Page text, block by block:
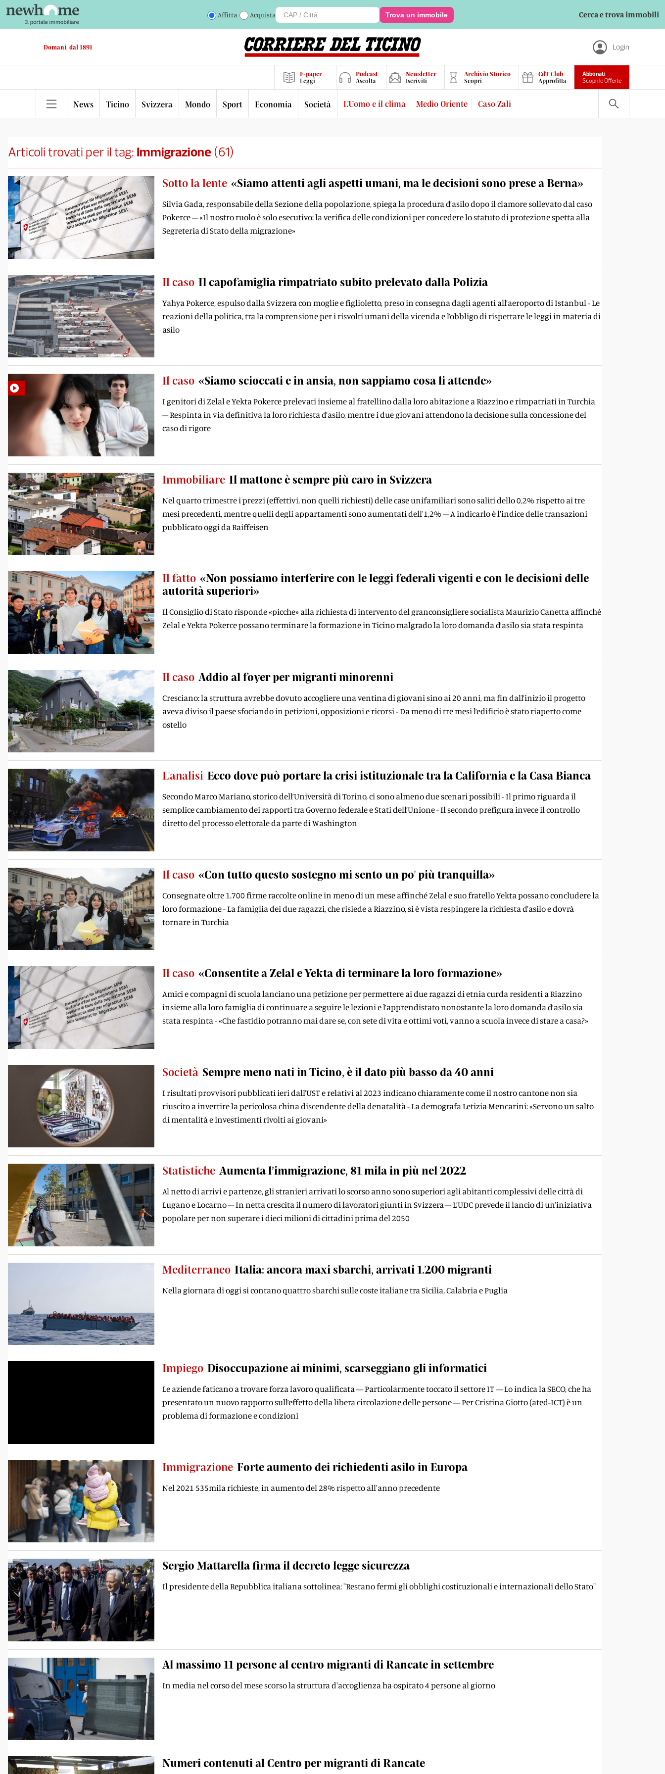
Affitta Acquista Trova un immobile Cerca e trova immobili
Domani, dal 1891 Login
E-paper
Leggi
Podcast
Ascolta
Newsletter
Iscriviti
Archivio Storico
Scopri
CdT Club
Approfitta
Abbonati
Scopri le Offerte
News Ticino Svizzera Mondo Sport Economia Società L'Uomo e il clima Medio Oriente Caso Zali
Articoli trovati per il tag: Immigrazione (61)
Sotto la lente «Siamo attenti agli aspetti umani, ma le decisioni sono prese a Berna»
Silvia Gada, responsabile della Sezione della popolazione, spiega la procedura d’asilo dopo il clamore sollevato dal caso
Pokerce – «Il nostro ruolo è solo esecutivo: la verifica delle condizioni per concedere lo statuto di protezione spetta alla
Segreteria di Stato della migrazione»
Il caso Il capofamiglia rimpatriato subito prelevato dalla Polizia
Yahya Pokerce, espulso dalla Svizzera con moglie e figlioletto, preso in consegna dagli agenti all’aeroporto di Istanbul - Le
reazioni della politica, tra la comprensione per i risvolti umani della vicenda e l’obbligo di rispettare le leggi in materia di
asilo
Il caso «Siamo scioccati e in ansia, non sappiamo cosa li attende»
I genitori di Zelal e Yekta Pokerce prelevati insieme al fratellino dalla loro abitazione a Riazzino e rimpatriati in Turchia
– Respinta in via definitiva la loro richiesta d’asilo, mentre i due giovani attendono la decisione sulla concessione del
caso di rigore
Immobiliare Il mattone è sempre più caro in Svizzera
Nel quarto trimestre i prezzi (effettivi, non quelli richiesti) delle case unifamiliari sono saliti dello 0,2% rispetto ai tre
mesi precedenti, mentre quelli degli appartamenti sono aumentati dell'1,2% – A indicarlo è l'indice delle transazioni
pubblicato oggi da Raiffeisen
Il fatto «Non possiamo interferire con le leggi federali vigenti e con le decisioni delle
autorità superiori»
Il Consiglio di Stato risponde «picche» alla richiesta di intervento del granconsigliere socialista Maurizio Canetta affinché
Zelal e Yekta Pokerce possano terminare la formazione in Ticino malgrado la loro domanda d’asilo sia stata respinta
Il caso Addio al foyer per migranti minorenni
Cresciano: la struttura avrebbe dovuto accogliere una ventina di giovani sino ai 20 anni, ma fin dall’inizio il progetto
aveva diviso il paese sfociando in petizioni, opposizioni e ricorsi - Da meno di tre mesi l’edificio è stato riaperto come
ostello
L'analisi Ecco dove può portare la crisi istituzionale tra la California e la Casa Bianca
Secondo Marco Mariano, storico dell’Università di Torino, ci sono almeno due scenari possibili - Il primo riguarda il
semplice cambiamento dei rapporti tra Governo federale e Stati dell’Unione - Il secondo prefigura invece il controllo
diretto del processo elettorale da parte di Washington
Il caso «Con tutto questo sostegno mi sento un po' più tranquilla»
Consegnate oltre 1.700 firme raccolte online in meno di un mese affinché Zelal e suo fratello Yekta possano concludere la
loro formazione - La famiglia dei due ragazzi, che risiede a Riazzino, si è vista respingere la richiesta d’asilo e dovrà
tornare in Turchia
Il caso «Consentite a Zelal e Yekta di terminare la loro formazione»
Amici e compagni di scuola lanciano una petizione per permettere ai due ragazzi di etnia curda residenti a Riazzino
insieme alla loro famiglia di continuare a seguire le lezioni e l’apprendistato nonostante la loro domanda d’asilo sia
stata respinta - «Che fastidio potranno mai dare se, con sete di vita e ottimi voti, vanno a scuola invece di stare a casa?»
Società Sempre meno nati in Ticino, è il dato più basso da 40 anni
I risultati provvisori pubblicati ieri dall’UST e relativi al 2023 indicano chiaramente come il nostro cantone non sia
riuscito a invertire la pericolosa china discendente della denatalità - La demografa Letizia Mencarini: «Servono un salto
di mentalità e investimenti rivolti ai giovani»
Statistiche Aumenta l’immigrazione, 81 mila in più nel 2022
Al netto di arrivi e partenze, gli stranieri arrivati lo scorso anno sono superiori agli abitanti complessivi delle città di
Lugano e Locarno – In netta crescita il numero di lavoratori giunti in Svizzera – L’UDC prevede il lancio di un’iniziativa
popolare per non superare i dieci milioni di cittadini prima del 2050
Mediterraneo Italia: ancora maxi sbarchi, arrivati 1.200 migranti
Nella giornata di oggi si contano quattro sbarchi sulle coste italiane tra Sicilia, Calabria e Puglia
Impiego Disoccupazione ai minimi, scarseggiano gli informatici
Le aziende faticano a trovare forza lavoro qualificata — Particolarmente toccato il settore IT — Lo indica la SECO, che ha
presentato un nuovo rapporto sull’effetto della libera circolazione delle persone — Per Cristina Giotto (ated-ICT) è un
problema di formazione e condizioni
Immigrazione Forte aumento dei richiedenti asilo in Europa
Nel 2021 535mila richieste, in aumento del 28% rispetto all'anno precedente
Sergio Mattarella firma il decreto legge sicurezza
Il presidente della Repubblica italiana sottolinea: "Restano fermi gli obblighi costituzionali e internazionali dello Stato"
Al massimo 11 persone al centro migranti di Rancate in settembre
In media nel corso del mese scorso la struttura d'accoglienza ha ospitato 4 persone al giorno
Numeri contenuti al Centro per migranti di Rancate